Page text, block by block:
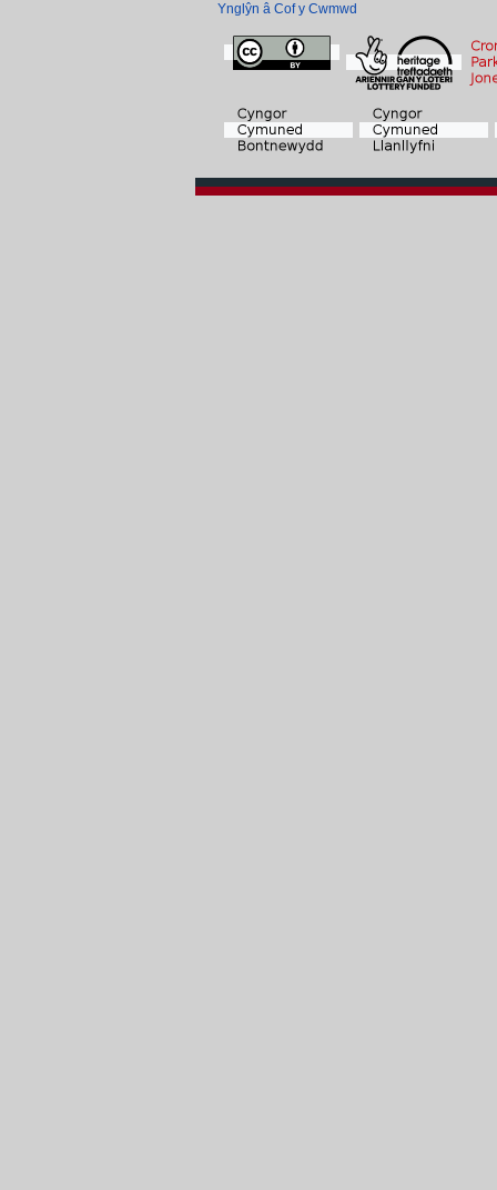
Ynglŷn â Cof y Cwmwd